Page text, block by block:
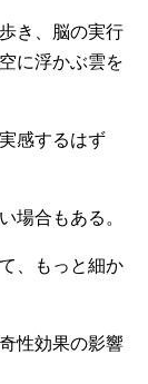
き、脳の実行
に浮かぶ雲を
感するはず
場合もある。
、もっと細か
性効果の影響